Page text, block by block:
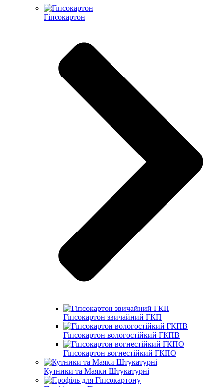
Гіпсокартон
Гіпсокартон звичайний ГКП
Гіпсокартон вологостійкий ГКПВ
Гіпсокартон вогнестійкий ГКПО
Кутники та Маяки Штукатурні